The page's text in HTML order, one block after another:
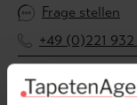
Frage stellen
+49 (0)221 932